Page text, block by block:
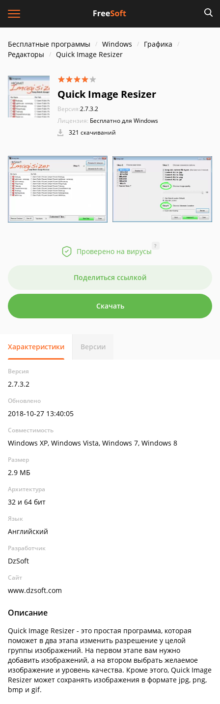
Бесплатные программы Windows
Графика
Редакторы
Quick Image Resizer
Quick Image Resizer
Версия:2.7.3.2
Лицензия: Бесплатно для Windows
321 скачиваний
Проверено на вирусы
?
Поделиться ссылкой
Скачать
Характеристики Версии
Версия
2.7.3.2
Обновлено
2018-10-27 13:40:05
Совместимость
Windows XP, Windows Vista, Windows 7, Windows 8
Размер
2.9 МБ
Архитектура
32 и 64 бит
Язык
Английский
Разработчик
DzSoft
Сайт
www.dzsoft.com
Описание
Quick Image Resizer - это простая программа, которая
поможет в два этапа изменить разрешение у целой
группы изображений. На первом этапе вам нужно
добавить изображений, а на втором выбрать желаемое
изображение и уровень качества. Кроме этого, Quick Image
Resizer может сохранять изображения в формате jpg, png,
bmp и gif.